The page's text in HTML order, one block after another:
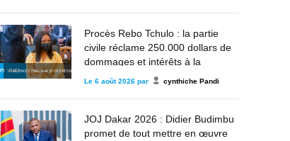
79 VUES
© AGENCE CONGOLAISE DE PRESSE
Procès Rebo Tchulo : la partie
civile réclame 250.000 dollars de
dommages et intérêts à la
chanteuse
Le 6 août 2026 par cynthiche Pandi
JOJ Dakar 2026 : Didier Budimbu
promet de tout mettre en œuvre